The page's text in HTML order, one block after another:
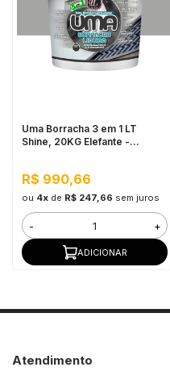
Uma Borracha 3 em 1 LT
Shine, 20KG Elefante -
R$ 990,66
ou 4xde R$ 247,66 sem juros
- +
ADICIONAR
Atendimento